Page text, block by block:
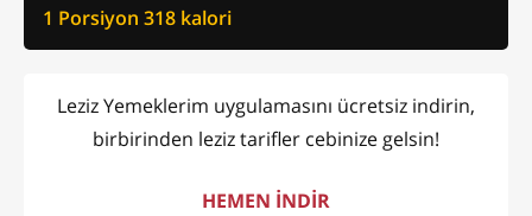
1 Porsiyon 318 kalori
Leziz Yemeklerim uygulamasını ücretsiz indirin,
birbirinden leziz tarifler cebinize gelsin!
HEMEN İNDİR